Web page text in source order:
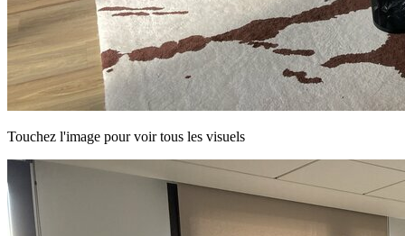
Touchez l'image pour voir tous les visuels